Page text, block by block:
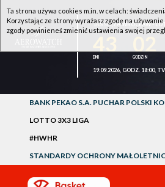
1KS ŚLĘZA WROCŁAW -
19.09.2026, GODZ. 18:00,
BANK PEKAO S.A. PUCHAR POLSKI
LOTTO 3X3 LIGA
#HWHR
STANDARDY OCHRONY
Ta strona używa cookies m.in. w celach:
Korzystając ze strony wyrażasz zgodę na
zgody powinieneś zmienić ustawienia swojej